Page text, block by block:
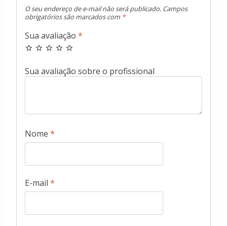
O seu endereço de e-mail não será publicado. Campos
obrigatórios são marcados com *
Sua avaliação *
Nome *
E-mail *